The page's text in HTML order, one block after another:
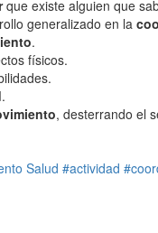
que existe alguien que
generalizado en la
.
físicos.
.
, desterrando el
Salud #actividad